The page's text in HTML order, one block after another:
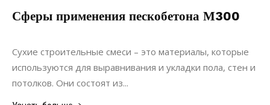
Сферы применения пескобетона М300
10.02.2022
Сухие строительные смеси – это материалы, которые
используются для выравнивания и укладки пола, стен и
потолков. Они состоят из...